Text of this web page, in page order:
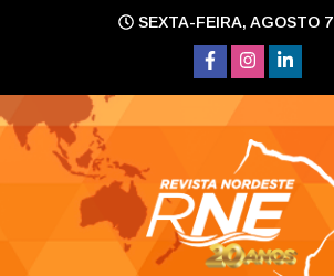
SEXTA-FEIRA, AGOSTO